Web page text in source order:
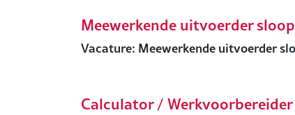
Meewerkende uitvoerder sloop
Vacature: Meewerkende uitvoerder
Calculator / Werkvoorbereider